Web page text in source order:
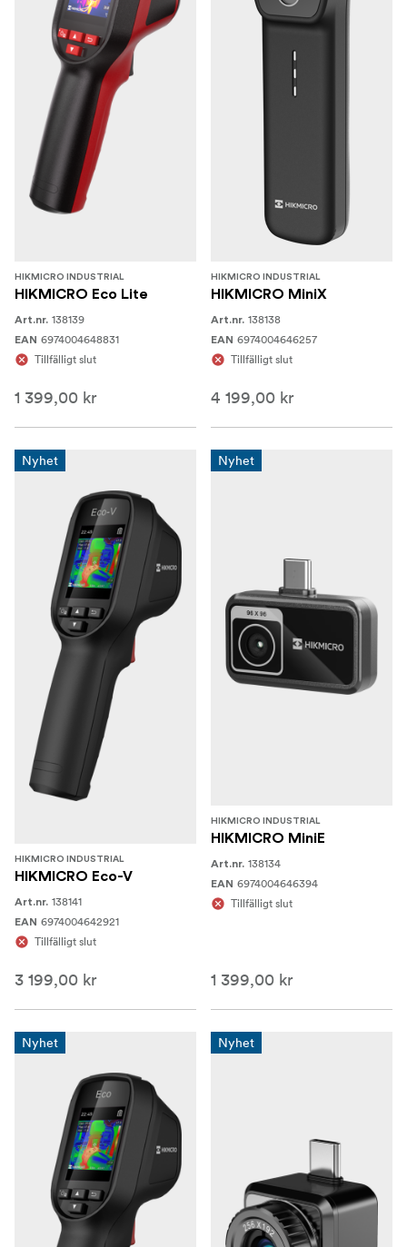
HIKMICRO INDUSTRIAL
HIKMICRO Eco Lite
Art.nr. 138139
EAN 6974004648831
Tillfälligt slut
1 399,00 kr
HIKMICRO INDUSTRIAL
HIKMICRO MiniX
Art.nr. 138138
EAN 6974004646257
Tillfälligt slut
4 199,00 kr
Nyhet
HIKMICRO INDUSTRIAL
HIKMICRO Eco-V
Art.nr. 138141
EAN 6974004642921
Tillfälligt slut
3 199,00 kr
Nyhet
HIKMICRO INDUSTRIAL
HIKMICRO MiniE
Art.nr. 138134
EAN 6974004646394
Tillfälligt slut
1 399,00 kr
Nyhet Nyhet